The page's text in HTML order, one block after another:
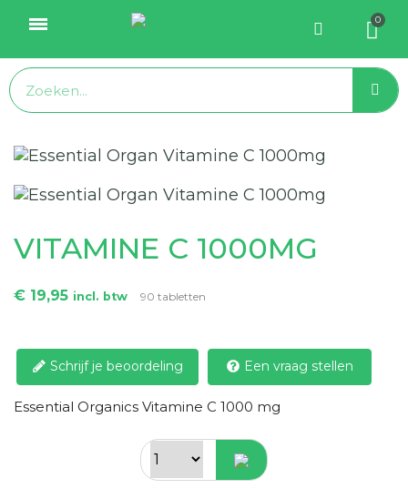
VITAMINE C 1000MG
€ 19,95 incl. btw 90 tabletten
Schrijf je beoordeling Een vraag stellen
Essential Organics Vitamine C 1000 mg